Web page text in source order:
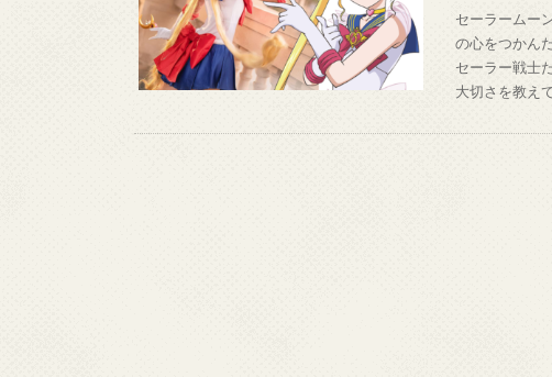
セーラームー
の心をつかん
セーラー戦士
大切さを教え